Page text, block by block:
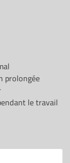
prolongée
le travail